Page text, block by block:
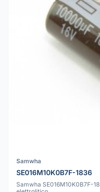
Samwha
SE016M10K0B7F-1836
Samwha SE016M10K0B7F-